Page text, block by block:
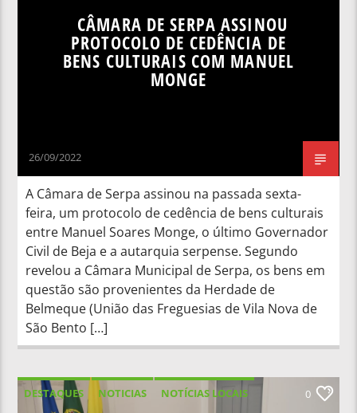
CÂMARA DE SERPA ASSINOU
PROTOCOLO DE CEDÊNCIA DE
BENS CULTURAIS COM MANUEL
MONGE
26/09/2022
A Câmara de Serpa assinou na passada sexta-
feira, um protocolo de cedência de bens culturais
entre Manuel Soares Monge, o último Governador
Civil de Beja e a autarquia serpense. Segundo
revelou a Câmara Municipal de Serpa, os bens em
questão são provenientes da Herdade de
Belmeque (União das Freguesias de Vila Nova de
São Bento […]
DESTAQUES NOTICIAS
NOTÍCIAS LOCAIS
0